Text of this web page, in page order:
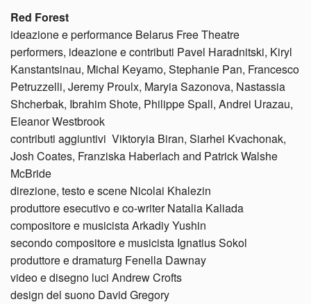
Red Forest
ideazione e performance Belarus Free Theatre
performers, ideazione e contributi Pavel Haradnitski, Kiryl
Kanstantsinau, Michal Keyamo, Stephanie Pan, Francesco
Petruzzelli, Jeremy Proulx, Maryia Sazonova, Nastassia
Shcherbak, Ibrahim Shote, Philippe Spall, Andrei Urazau,
Eleanor Westbrook
contributi aggiuntivi Viktoryia Biran, Siarhei Kvachonak,
Josh Coates, Franziska Haberlach and Patrick Walshe
McBride
direzione, testo e scene Nicolai Khalezin
produttore esecutivo e co-writer Natalia Kaliada
compositore e musicista Arkadiy Yushin
secondo compositore e musicista Ignatius Sokol
produttore e dramaturg Fenella Dawnay
video e disegno luci Andrew Crofts
design del suono David Gregory